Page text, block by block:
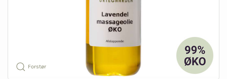
Forstør